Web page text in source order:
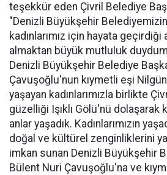
teşekkür eden Çivril Belediye
"Denizli Büyükşehir
kadınlarımız için hayata
almaktan büyük mutluluk
Denizli Büyükşehir Belediye
Çavuşoğlu'nun kıymetli eşi
yaşayan kadınlarımızla birlikte
güzelliği Işıklı Gölü'nü dolaşarak
anlar yaşadık. Kadınlarımızın
doğal ve kültürel zenginliklerini
imkan sunan Denizli Büyükşehir
Bülent Nuri Çavuşoğlu'na ve